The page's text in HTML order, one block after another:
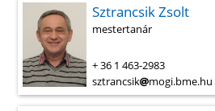
Sztrancsik Zsolt
mestertanár
+ 36 1 463-2983
sztrancsik
mogi.bme.hu